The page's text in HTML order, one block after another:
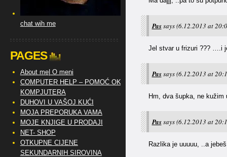
Passays(6.12.2013 at
Jel stvar u frizuri ??? ….i
Passays(6.12.2013 at
Hm, dva šupka, ne kužim
Passays(6.12.2013 at
Razlika je uuuuu, ..a
chat wih me
PAGES
About me| O meni
COMPUTER HELP – POMOĆ OKO
KOMPJUTERA
DUHOVI U VAŠOJ KUĆI
MOJA PREPORUKA VAMA
MOJE KNJIGE U PRODAJI
NET- SHOP
OTKUPNE CIJENE
SEKUNDARNIH SIROVINA